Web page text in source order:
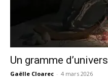
Un gramme d’univers
Gaëlle Cloarec - 4 mars 2026